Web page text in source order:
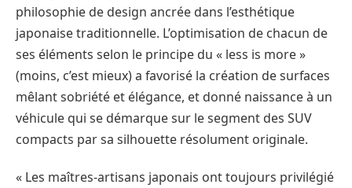
philosophie de design ancrée dans l’esthétique
japonaise traditionnelle. L’optimisation de chacun de
ses éléments selon le principe du « less is more »
(moins, c’est mieux) a favorisé la création de surfaces
mêlant sobriété et élégance, et donné naissance à un
véhicule qui se démarque sur le segment des SUV
compacts par sa silhouette résolument originale.
« Les maîtres-artisans japonais ont toujours privilégié